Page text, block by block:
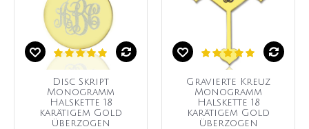
Disc Skript
Monogramm
Halskette 18
karätigem Gold
überzogen
Gravierte Kreuz
Monogramm
Halskette 18
karätigem Gold
überzogen